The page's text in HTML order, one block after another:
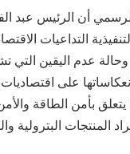
أن الرئيس عبد
التداعيات
وحالة عدم اليقين التي
على
يتعلق بأمن الطاقة
المنتجات البترولية